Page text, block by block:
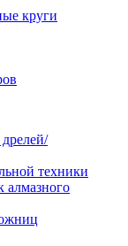
круги
техники
алмазного